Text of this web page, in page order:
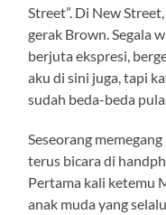
Street”. Di New
gerak Brown. Segala
berjuta ekspresi,
aku di sini juga, tapi
sudah beda-beda pula.
Seseorang
terus bicara di
Pertama kali ketemu
anak muda yang